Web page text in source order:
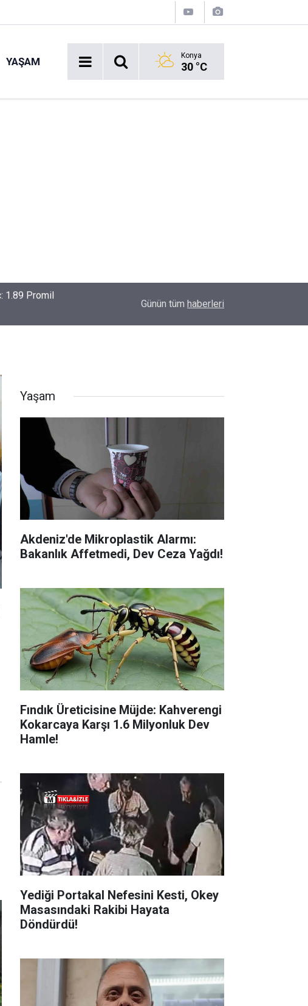
YAŞAM Konya
30 °C
Erkin Koray'ı bir tek onlar hatırladı
Günün tüm haberleri
Yaşam
Akdeniz'de Mikroplastik Alarmı:
Bakanlık Affetmedi, Dev Ceza Yağdı!
Fındık Üreticisine Müjde: Kahverengi
Kokarcaya Karşı 1.6 Milyonluk Dev
Hamle!
Yediği Portakal Nefesini Kesti, Okey
Masasındaki Rakibi Hayata
Döndürdü!